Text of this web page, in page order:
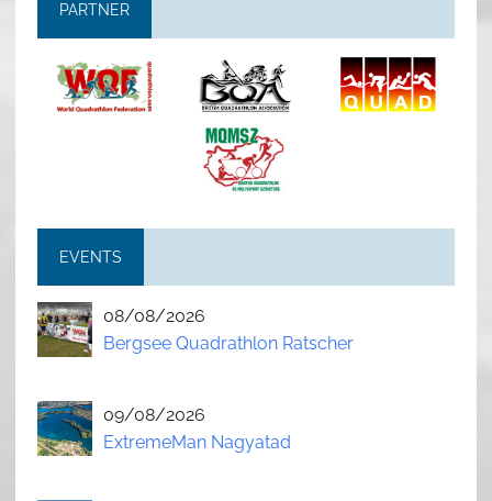
PARTNER
EVENTS
08/08/2026
Bergsee Quadrathlon Ratscher
09/08/2026
ExtremeMan Nagyatad